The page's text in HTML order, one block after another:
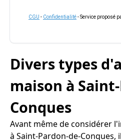
CGU - Confidentialité- Service proposé
Divers types
maison à
Conques
Avant même de considérer
à Saint-Pardon-de-Conques,